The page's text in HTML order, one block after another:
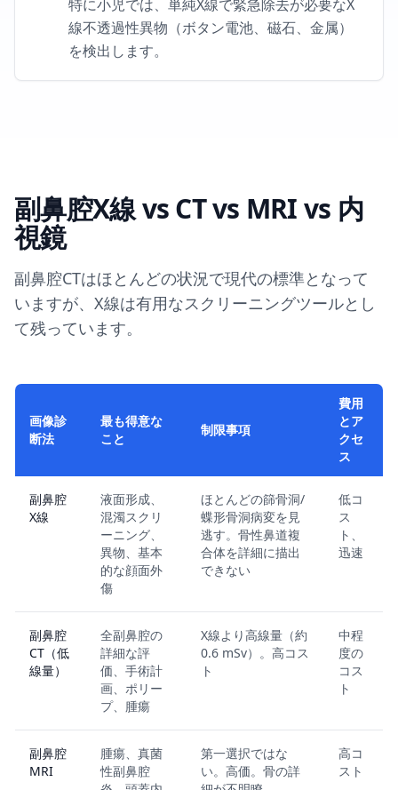
特に小児では、単純X線で緊急除去が必要なX
線不透過性異物（ボタン電池、磁石、金属）
を検出します。
副鼻腔X線 vs CT vs MRI vs 内
視鏡
副鼻腔CTはほとんどの状況で現代の標準となって
いますが、X線は有用なスクリーニングツールとし
て残っています。
画像診
断法
最も得意な
こと
制限事項
費用
とア
クセ
ス
副鼻腔
X線
液面形成、
混濁スクリ
ーニング、
異物、基本
的な顔面外
傷
ほとんどの篩骨洞/
蝶形骨洞病変を見
逃す。骨性鼻道複
合体を詳細に描出
できない
低コ
ス
ト、
迅速
副鼻腔
CT（低
線量）
全副鼻腔の
詳細な評
価、手術計
画、ポリー
プ、腫瘍
X線より高線量（約
0.6 mSv）。高コス
ト
中程
度の
コス
ト
副鼻腔
MRI
腫瘍、真菌
性副鼻腔
第一選択ではな
い。高価。骨の詳
高コ
スト